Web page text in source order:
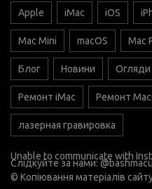
Apple iMac iOS
Mac Mini macOS Mac
Блог Новини Огляди
Ремонт iMac Ремонт
лазерная гравировка
Unable to communicate with
Слідкуйте за нами:
© Копіювання матеріалів